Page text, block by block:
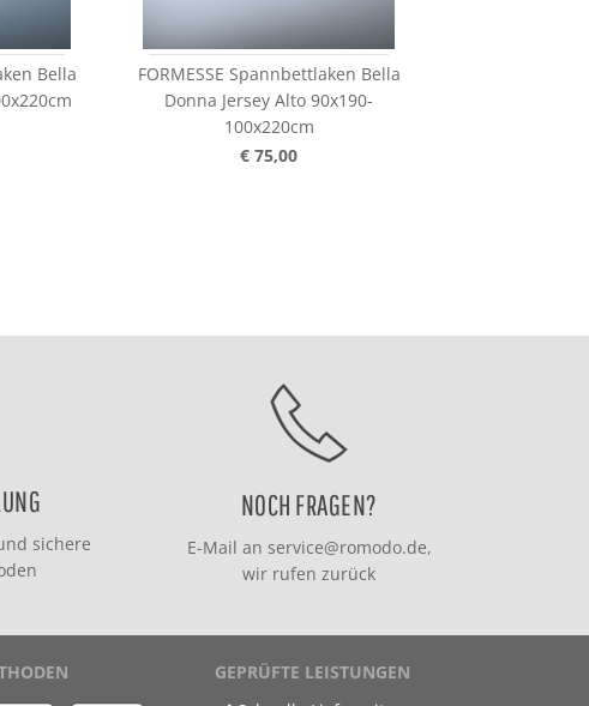
Bella
FORMESSE Spannbettlaken Bella
Donna Jersey Alto 90x190-
100x220cm
€ 75,00
sichere
NOCH FRAGEN?
E-Mail an service@romodo.de,
wir rufen zurück
GEPRÜFTE LEISTUNGEN